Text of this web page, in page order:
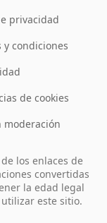
privacidad
y condiciones
de cookies
moderación
los enlaces de
convertidas
la edad legal
este sitio.